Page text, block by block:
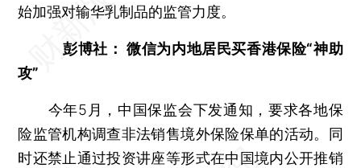
始加强对输华乳制品的监管力度。
彭博社： 微信为内地居民买香港保险“神助
攻”
今年5月，中国保监会下发通知，要求各地保
险监管机构调查非法销售境外保险保单的活动。同
时还禁止通过投资讲座等形式在中国境内公开推销